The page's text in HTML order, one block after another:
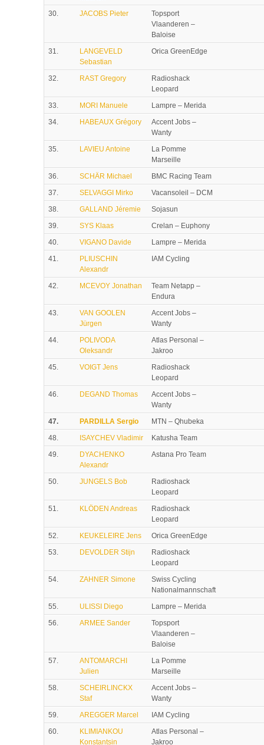
30. JACOBS Pieter
Topsport
Vlaanderen –
Baloise
31.
LANGEVELD
Sebastian
Orica GreenEdge
32. RAST Gregory
Radioshack
Leopard
33.
MORI Manuele
Lampre – Merida
34.
HABEAUX Grégory
Accent Jobs –
Wanty
35.
LAVIEU Antoine
La Pomme
Marseille
36.
SCHÄR Michael
BMC Racing Team
37.
SELVAGGI Mirko
Vacansoleil – DCM
38.
GALLAND Jéremie
Sojasun
39.
SYS Klaas
Crelan – Euphony
40.
VIGANO Davide
Lampre – Merida
41.
PLIUSCHIN
Alexandr
IAM Cycling
42. MCEVOY Jonathan
Team Netapp –
Endura
43.
VAN GOOLEN
Jürgen
Accent Jobs –
Wanty
44.
POLIVODA
Oleksandr
Atlas Personal –
Jakroo
45.
VOIGT Jens
Radioshack
Leopard
46.
DEGAND Thomas
Accent Jobs –
Wanty
47.
PARDILLA Sergio
MTN – Qhubeka
48.
ISAYCHEV Vladimir
Katusha Team
49.
DYACHENKO
Alexandr
Astana Pro Team
50. JUNGELS Bob
Radioshack
Leopard
51.
KLÖDEN Andreas
Radioshack
Leopard
52.
KEUKELEIRE Jens
Orica GreenEdge
53.
DEVOLDER Stijn
Radioshack
Leopard
54.
ZAHNER Simone
Swiss Cycling
Nationalmannschaft
55.
ULISSI Diego
Lampre – Merida
56.
ARMEE Sander
Topsport
Vlaanderen –
Baloise
57.
ANTOMARCHI
Julien
La Pomme
Marseille
58.
SCHEIRLINCKX
Staf
Accent Jobs –
Wanty
59.
AREGGER Marcel
IAM Cycling
60.
KLIMIANKOU
Konstantsin
Atlas Personal –
Jakroo